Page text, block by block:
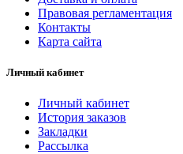
Правовая регламентация
Контакты
Карта сайта
Личный кабинет
Личный кабинет
История заказов
Закладки
Рассылка